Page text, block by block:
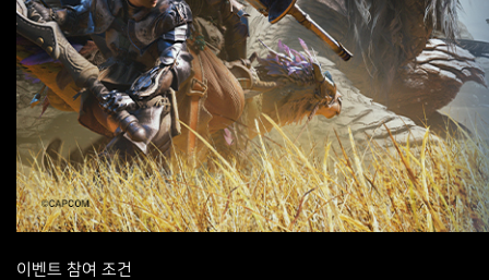
이벤트 참여 조건